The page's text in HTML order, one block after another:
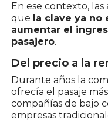
En ese contexto,
que la clave ya no
aumentar el
pasajero.
Del precio a la
Durante años la
ofrecía el pasaje
compañías de bajo
empresas